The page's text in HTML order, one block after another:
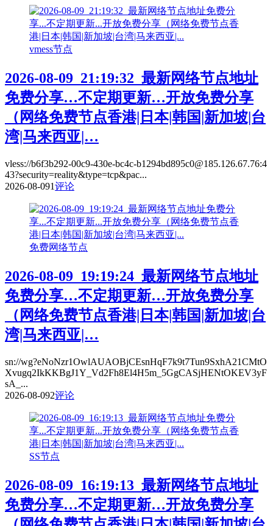
vmess节点
2026-08-09_21:19:32_最新网络节点地址
免费分享…不定期更新…开放免费分享
（网络免费节点香港|日本|韩国|新加坡|台
湾|马来西亚|…
vless://b6f3b292-00c9-430e-bc4c-b1294bd895c0@185.126.67.76:4
43?security=reality&type=tcp&pac...
2026-08-091评论
免费网络节点
2026-08-09_19:19:24_最新网络节点地址
免费分享…不定期更新…开放免费分享
（网络免费节点香港|日本|韩国|新加坡|台
湾|马来西亚|…
sn://wg?eNoNzr1OwlAUAOBjCEsnHqF7k9t7Tun9SxhA21CMtO
Xvugq2IkKKBgJ1Y_Vd2Fh8El4H5m_5GgCASjHENtOKEV3yF
sA_...
2026-08-092评论
SS节点
2026-08-09_16:19:13_最新网络节点地址
免费分享…不定期更新…开放免费分享